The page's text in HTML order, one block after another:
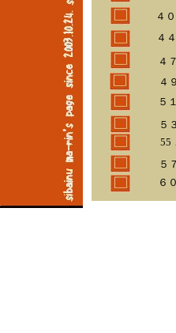
４
４
４
４
５
５
55
５
６